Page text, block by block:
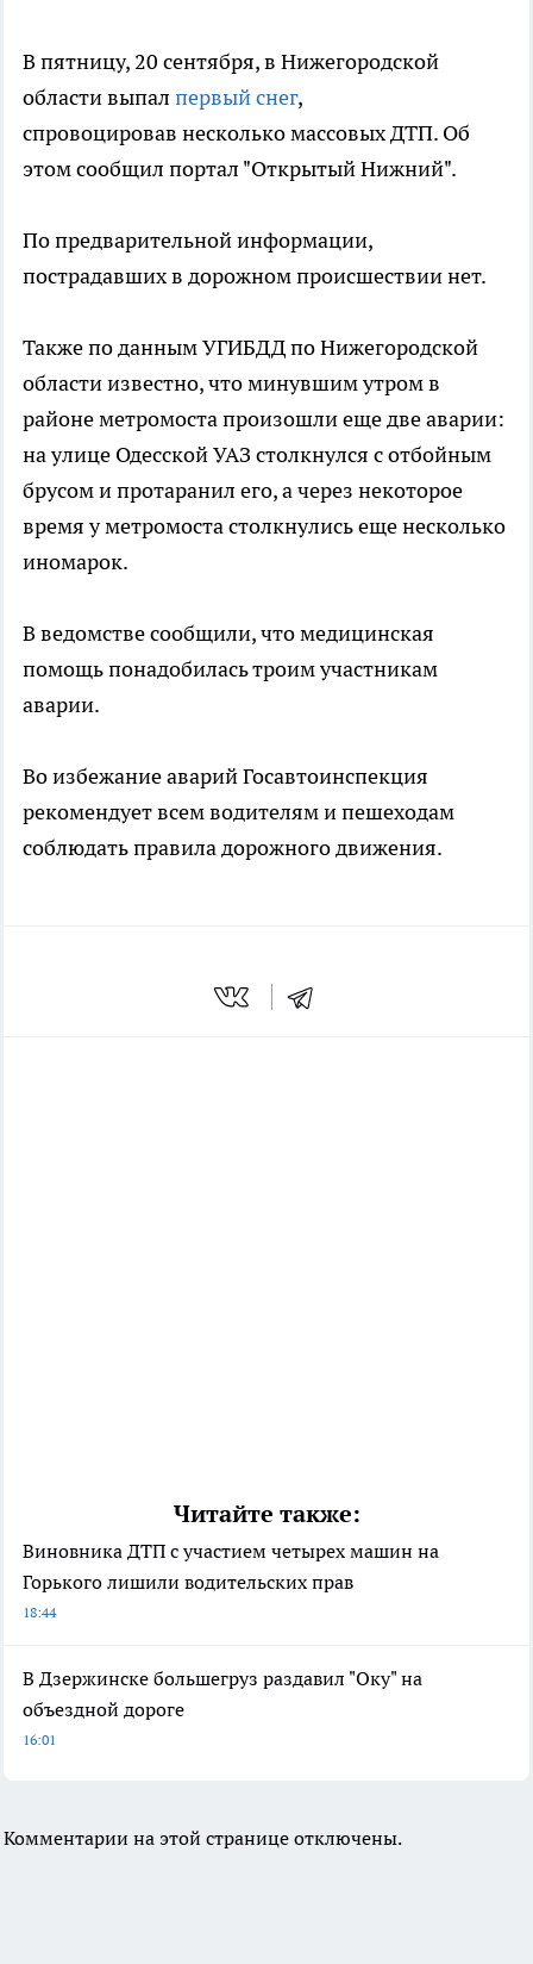
В пятницу, 20 сентября, в Нижегородской
области выпал первый снег,
спровоцировав несколько массовых ДТП. Об
этом сообщил портал "Открытый Нижний".
По предварительной информации,
пострадавших в дорожном происшествии нет.
Также по данным УГИБДД по Нижегородской
области известно, что минувшим утром в
районе метромоста произошли еще две аварии:
на улице Одесской УАЗ столкнулся с отбойным
брусом и протаранил его, а через некоторое
время у метромоста столкнулись еще несколько
иномарок.
В ведомстве сообщили, что медицинская
помощь понадобилась троим участникам
аварии.
Во избежание аварий Госавтоинспекция
рекомендует всем водителям и пешеходам
соблюдать правила дорожного движения.
Читайте также:
Виновника ДТП с участием четырех машин на
Горького лишили водительских прав
18:44
В Дзержинске большегруз раздавил "Оку" на
объездной дороге
16:01
Комментарии на этой странице отключены.